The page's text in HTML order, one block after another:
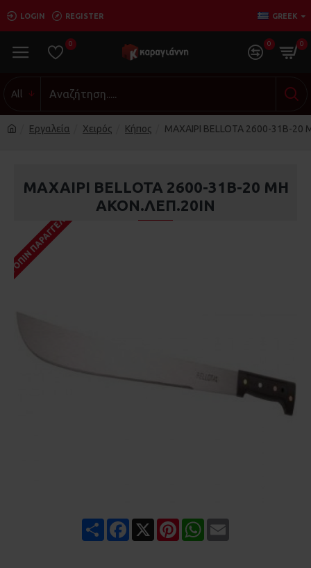
LOGIN REGISTER GREEK
0 0 0
All
Εργαλεία Χειρός Κήπος ΜΑΧΑΙΡΙ BELLOTA 2600-31B-
ΜΑΧΑΙΡΙ BELLOTA 2600-31B-20 ΜΗ
ΑΚΟΝ.ΛΕΠ.20IN
ΠΑΡΑΓΓΕΛΊΑΣ
Share Facebook PinterestWhatsApp